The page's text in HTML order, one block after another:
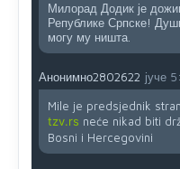
Милорад Додик је
Републике Српске!
могу му ништа.
Анонимно2802622 јуче
Mile je predsjednik
tzv.rs neće nikad biti
Bosni i Hercegovini